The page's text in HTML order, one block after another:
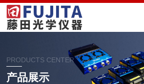
PRODUCTS CENTER
产品展示